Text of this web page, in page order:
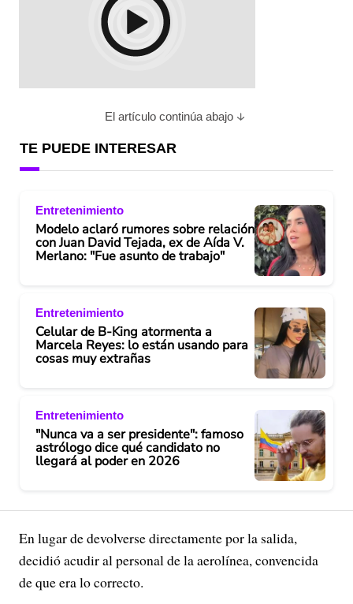
El artículo continúa abajo
TE PUEDE INTERESAR
Entretenimiento
Modelo aclaró rumores sobre relación
con Juan David Tejada, ex de Aída V.
Merlano: "Fue asunto de trabajo"
Entretenimiento
Celular de B-King atormenta a
Marcela Reyes: lo están usando para
cosas muy extrañas
Entretenimiento
"Nunca va a ser presidente": famoso
astrólogo dice qué candidato no
llegará al poder en 2026
En lugar de devolverse directamente por la salida,
decidió acudir al personal de la aerolínea, convencida
de que era lo correcto.